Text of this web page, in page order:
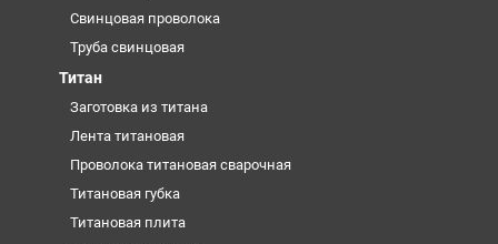
Свинцовая проволока
Труба свинцовая
Титан
Заготовка из титана
Лента титановая
Проволока титановая сварочная
Титановая губка
Титановая плита